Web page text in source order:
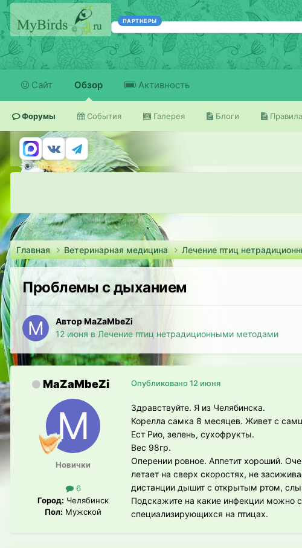
ПАРТНЕРЫ
Сайт Обзор
Форумы События Галерея Блоги Правила
Активность
Главная Ветеринарная медицина Лечение птиц
Проблемы с дыханием
Автор MaZaMbeZi
12 июня в Лечение птиц нетрадиционными методами
MaZaMbeZi
Новички
6
Город: Челябинск
Пол: Мужской
Опубликовано12 июня
Здравствуйте. Я из Челябинска.
Корелла самка 8 месяцев. Живет с
Ест Рио, зелень, сухофрукты.
Вес 98гр.
Оперении ровное. Аппетит хороший.
летает на сверх скоростях, не
дистанции дышит с открытым ртом,
Подскажите на какие инфекции можно
специализирующихся на птицах.